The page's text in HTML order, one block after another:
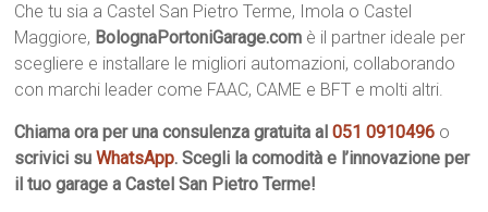
Che tu sia a Castel San Pietro Terme, Imola o Castel
Maggiore, BolognaPortoniGarage.com è il partner ideale per
scegliere e installare le migliori automazioni, collaborando
con marchi leader come FAAC, CAME e BFT e molti altri.
Chiama ora per una consulenza gratuita al051 0910496 o
scrivici suWhatsApp. Scegli la comodità e l’innovazione per
il tuo garage a Castel San Pietro Terme!